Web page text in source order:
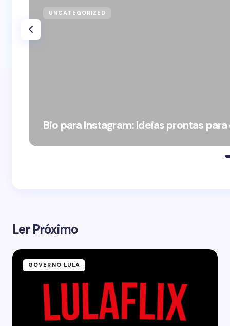
UNCATEGORIZED
Bio para Instagram: Ideias prontas
Ler Próximo
GOVERNO LULA